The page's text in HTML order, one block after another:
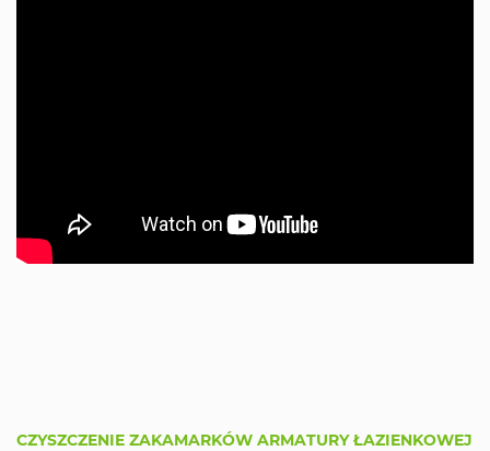
CZYSZCZENIE ZAKAMARKÓW ARMATURY ŁAZIENKOWEJ